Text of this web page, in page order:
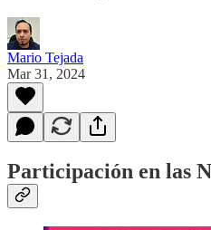
Mario Tejada
Mar 31, 2024
Participación en las